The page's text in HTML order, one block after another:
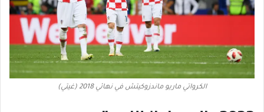
الكرواتي ماريو ماندزوكيتش في نهائي 2018 (غيتي)